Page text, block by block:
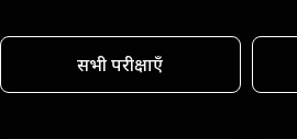
सभी परीक्षाएँ